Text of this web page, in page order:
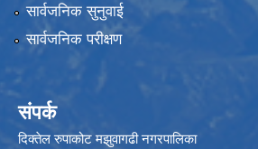
सार्वजनिक सुनुवाई
सार्वजनिक परीक्षण
संपर्क
दिक्तेल रुपाकोट मझुवागढी नगरपालिका